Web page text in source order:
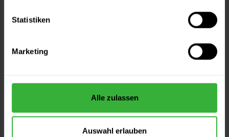
Statistiken
Marketing
Alle zulassen
Auswahl erlauben
3 Liter 200,99 €